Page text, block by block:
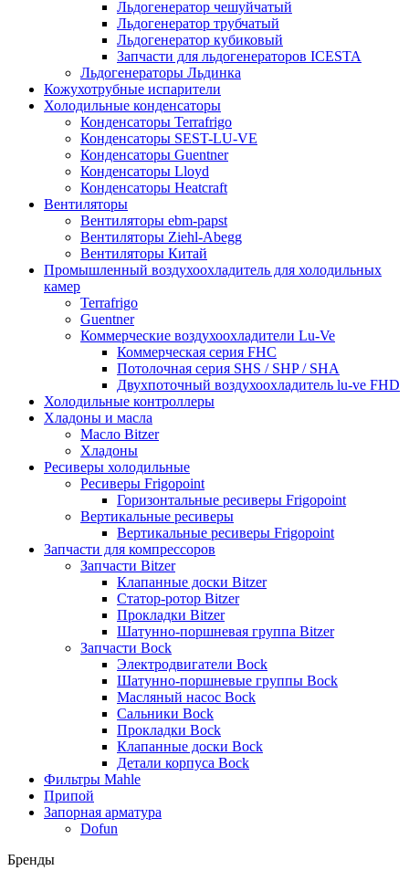
Льдогенератор чешуйчатый
Льдогенератор трубчатый
Льдогенератор кубиковый
Запчасти для льдогенераторов ICESTA
Льдогенераторы Льдинка
Кожухотрубные испарители
Холодильные конденсаторы
Конденсаторы Terrafrigo
Конденсаторы SEST-LU-VE
Конденсаторы Guentner
Конденсаторы Lloyd
Конденсаторы Heatcraft
Вентиляторы
Вентиляторы ebm-papst
Вентиляторы Ziehl-Abegg
Вентиляторы Китай
Промышленный воздухоохладитель для холодильных
камер
Terrafrigo
Guentner
Коммерческие воздухоохладители Lu-Ve
Коммерческая серия FHC
Потолочная серия SHS / SHP / SHA
Двухпоточный воздухоохладитель lu-ve FHD
Холодильные контроллеры
Хладоны и масла
Масло Bitzer
Хладоны
Ресиверы холодильные
Ресиверы Frigopoint
Горизонтальные ресиверы Frigopoint
Вертикальные ресиверы
Вертикальные ресиверы Frigopoint
Запчасти для компрессоров
Запчасти Bitzer
Клапанные доски Bitzer
Статор-ротор Bitzer
Прокладки Bitzer
Шатунно-поршневая группа Bitzer
Запчасти Bock
Электродвигатели Bock
Шатунно-поршневые группы Bock
Масляный насос Bock
Сальники Bock
Прокладки Bock
Клапанные доски Bock
Детали корпуса Bock
Фильтры Mahle
Припой
Запорная арматура
Dofun
Бренды